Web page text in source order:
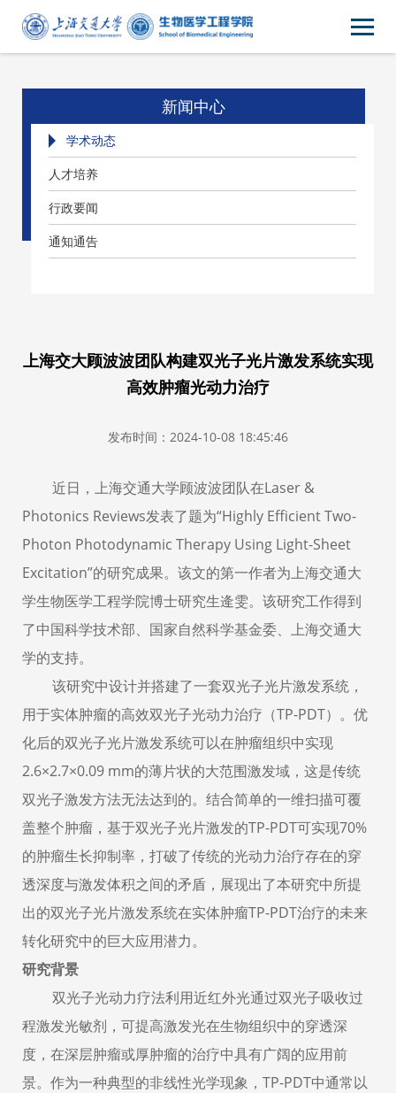
新闻中心
学术动态
人才培养
行政要闻
通知通告
上海交大顾波波团队构建双光子光片激发系统实现
高效肿瘤光动力治疗
发布时间：2024-10-08 18:45:46
近日，上海交通大学顾波波团队在Laser &
Photonics Reviews发表了题为“Highly Efficient Two-
Photon Photodynamic Therapy Using Light-Sheet
Excitation”的研究成果。该文的第一作者为上海交通大
学生物医学工程学院博士研究生逄雯。该研究工作得到
了中国科学技术部、国家自然科学基金委、上海交通大
学的支持。
该研究中设计并搭建了一套双光子光片激发系统，
用于实体肿瘤的高效双光子光动力治疗（TP-PDT）。优
化后的双光子光片激发系统可以在肿瘤组织中实现
2.6×2.7×0.09 mm的薄片状的大范围激发域，这是传统
双光子激发方法无法达到的。结合简单的一维扫描可覆
盖整个肿瘤，基于双光子光片激发的TP-PDT可实现70%
的肿瘤生长抑制率，打破了传统的光动力治疗存在的穿
透深度与激发体积之间的矛盾，展现出了本研究中所提
出的双光子光片激发系统在实体肿瘤TP-PDT治疗的未来
转化研究中的巨大应用潜力。
研究背景
双光子光动力疗法利用近红外光通过双光子吸收过
程激发光敏剂，可提高激发光在生物组织中的穿透深
度，在深层肿瘤或厚肿瘤的治疗中具有广阔的应用前
景。作为一种典型的非线性光学现象，TP-PDT中通常以